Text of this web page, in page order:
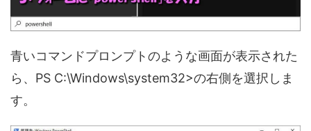
青いコマンドプロンプトのような画面が表示された
ら、PS C:\Windows\system32>の右側を選択しま
す。